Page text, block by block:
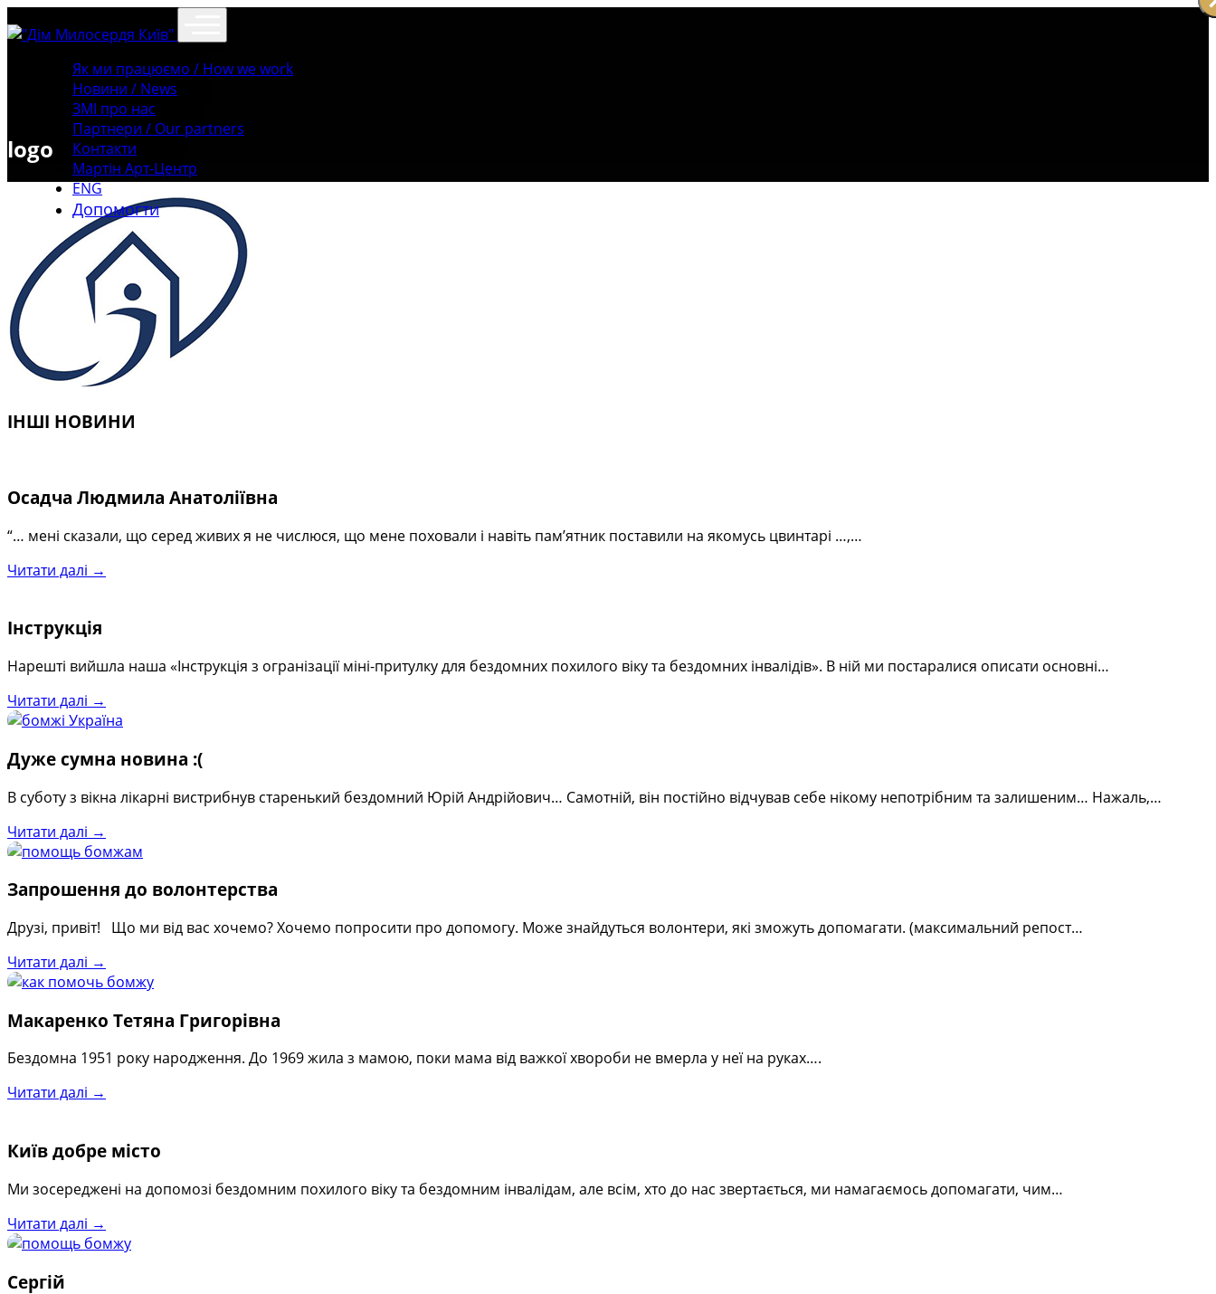
Як ми працюємо / How we work
Новини / News
ЗМІ про нас
Партнери / Our partners
Контакти
Mартін Арт-Центр
ENG
Допомогти
logo
ІНШІ НОВИНИ
Осадча Людмила Анатоліївна
“… мені сказали, що серед живих я не числюся, що мене поховали і навіть пам’ятник поставили на якомусь цвинтарі …,…
Читати далі →
Інструкція
Нарешті вийшла наша «Інструкція з огранізації міні-притулку для бездомних похилого віку та бездомних інвалідів». В ній ми постаралися описати основні…
Читати далі →
Дуже сумна новина :(
В суботу з вікна лікарні вистрибнув старенький бездомний Юрій Андрійович… Самотній, він постійно відчував себе нікому непотрібним та залишеним… Нажаль,…
Читати далі →
Запрошення до волонтерства
Друзі, привіт! Що ми від вас хочемо? Хочемо попросити про допомогу. Може знайдуться волонтери, які зможуть допомагати. (максимальний репост…
Читати далі →
Макаренко Тетяна Григорівна
Бездомна 1951 року народження. До 1969 жила з мамою, поки мама від важкої хвороби не вмерла у неї на руках….
Читати далі →
Київ добре місто
Ми зосереджені на допомозі бездомним похилого віку та бездомним інвалідам, але всім, хто до нас звертається, ми намагаємось допомагати, чим…
Читати далі →
Сергій